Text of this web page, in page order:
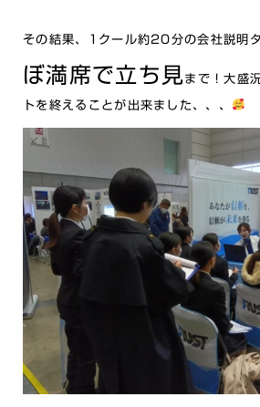
その結果、1クール約20分の会社説明
ぼ満席で立ち見まで！大盛
トを終えることが出来ました、、、